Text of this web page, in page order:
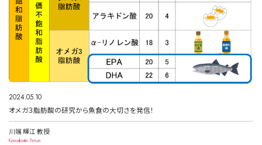
2024.05.10
オメガ３脂肪酸の研究から魚食の大切さを発信！
川端 輝江 教授
Kawabata Terue